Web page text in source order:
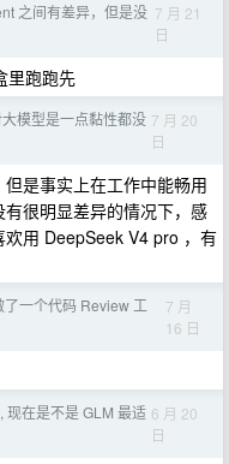
之间有差异，但是没 7 月 21
日
里跑跑先
模型是一点黏性都没 7 月 20
日
是事实上在工作中能畅用
很明显差异的情况下，感
用 DeepSeek V4 pro ，有
了一个代码 Review 工
7 月
16 日
现在是不是 GLM 最适 6 月 20
日